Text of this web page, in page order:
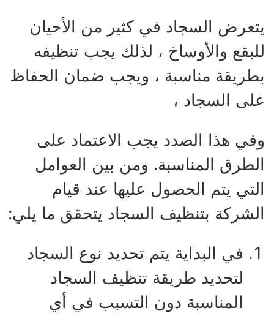
يتعرض السجاد في كثير من الأحيان
للبقع والأوساخ ، لذلك يجب تنظيفه
بطريقة مناسبة ، ويجب ضمان الحفاظ
على السجاد ،
وفي هذا الصدد يجب الاعتماد على
الطرق المناسبة. ومن بين العوامل
التي يتم الحصول عليها عند قيام
الشركة بتنظيف السجاد يتحقق ما يلي:
في البداية يتم تحديد نوع السجاد
لتحديد طريقة تنظيف السجاد
المناسبة دون التسبب في أي